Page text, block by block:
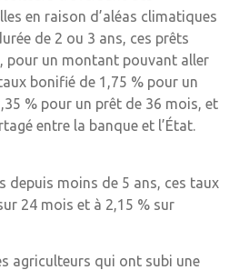
en raison d’aléas climatiques
de 2 ou 3 ans, ces prêts
pour un montant pouvant aller
bonifié de 1,75 % pour un
% pour un prêt de 36 mois, et
entre la banque et l’État.
depuis moins de 5 ans, ces taux
24 mois et à 2,15 % sur
agriculteurs qui ont subi une